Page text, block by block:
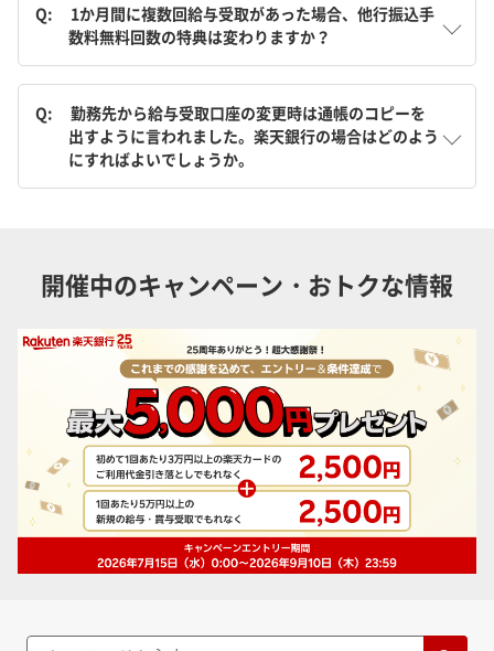
Q:
1か月間に複数回給与受取があった場合、他行振込手
数料無料回数の特典は変わりますか？
Q:
勤務先から給与受取口座の変更時は通帳のコピーを
出すように言われました。楽天銀行の場合はどのよう
にすればよいでしょうか。
開催中のキャンペーン・おトクな情報